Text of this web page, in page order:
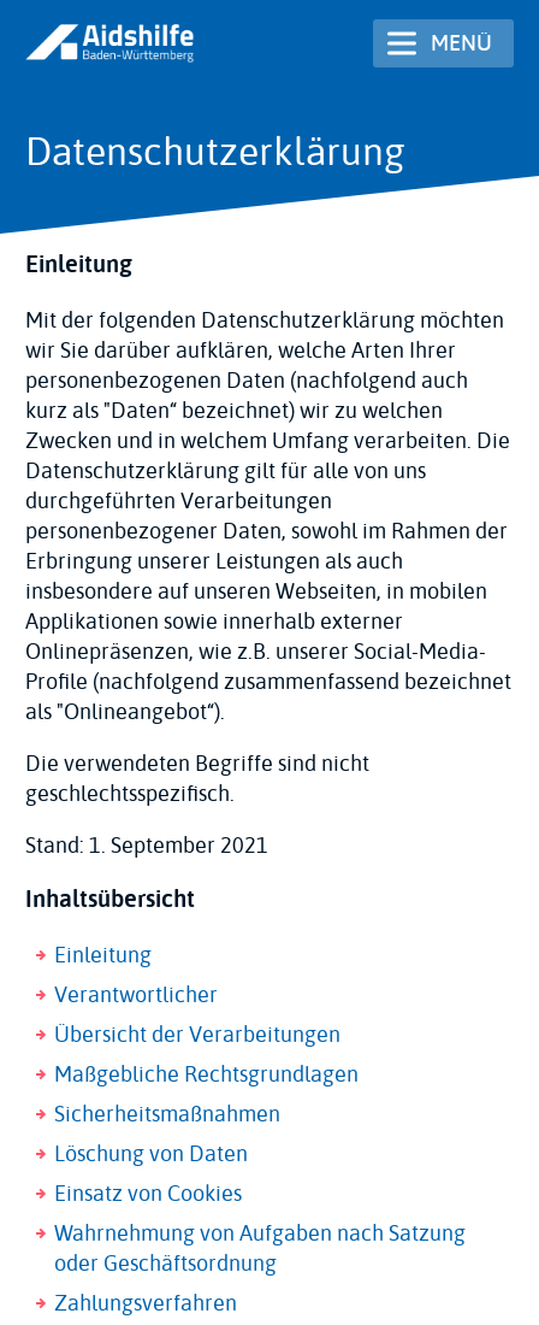
Direkt
zum
MENÜ
Datenschutzerklärung
Einleitung
Mit der folgenden Datenschutzerklärung möchten
wir Sie darüber aufklären, welche Arten Ihrer
personenbezogenen Daten (nachfolgend auch
kurz als "Daten“ bezeichnet) wir zu welchen
Zwecken und in welchem Umfang verarbeiten. Die
Datenschutzerklärung gilt für alle von uns
durchgeführten Verarbeitungen
personenbezogener Daten, sowohl im Rahmen der
Erbringung unserer Leistungen als auch
insbesondere auf unseren Webseiten, in mobilen
Applikationen sowie innerhalb externer
Onlinepräsenzen, wie z.B. unserer Social-Media-
Profile (nachfolgend zusammenfassend bezeichnet
als "Onlineangebot“).
Die verwendeten Begriffe sind nicht
geschlechtsspezifisch.
Stand: 1. September 2021
Inhaltsübersicht
Einleitung
Verantwortlicher
Übersicht der Verarbeitungen
Maßgebliche Rechtsgrundlagen
Sicherheitsmaßnahmen
Löschung von Daten
Einsatz von Cookies
Wahrnehmung von Aufgaben nach Satzung
oder Geschäftsordnung
Zahlungsverfahren